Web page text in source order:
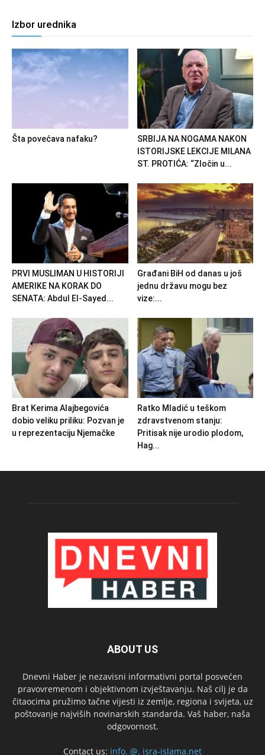
Izbor urednika
Šta povećava nafaku?
SRBIJA NA NOGAMA NAKON
ISTORIJSKE LEKCIJE MILANA
ST. PROTIĆA: “Zločin u...
PRVI MUSLIMAN U HISTORIJI
AMERIKE NA KORAK DO
SENATA: Abdul El-Sayed...
Građani BiH od danas u još
jednu državu mogu bez
vize:...
Brat Kerima Alajbegovića
dobio veliku priliku: Pozvan je
u reprezentaciju Njemačke
Ratko Mladić u teškom
zdravstvenom stanju:
Pritisak nije urodio plodom,
Hag...
ABOUT US
Dnevni Haber je nezavisni informativni portal posvećen
pravovremenom i objektivnom izvještavanju. Naš cilj je da
čitaocima pružimo tačne vijesti iz zemlje, regiona i svijeta, uz
poštovanje najviših novinarskih standarda. Vaš haber, naša
odgovornost.
Contact us: info. @. isra-islama.net